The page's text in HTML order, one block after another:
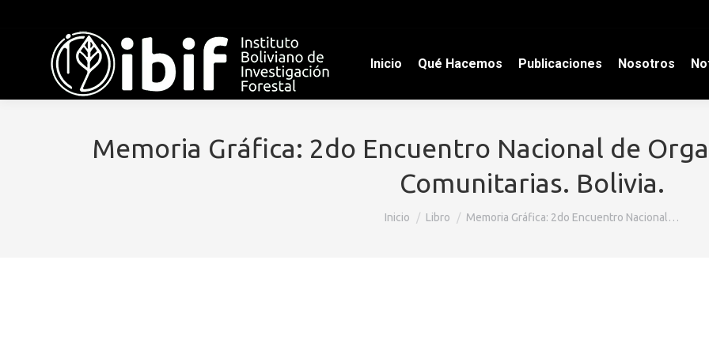
Inicio Qué Hacemos Publicaciones Nosotros
Memoria Gráfica: 2do Encuentro Nacional de
Comunitarias. Bolivia.
Estás aquí:
Inicio Libro Memoria Gráfica: 2do Encuentro Nacional…